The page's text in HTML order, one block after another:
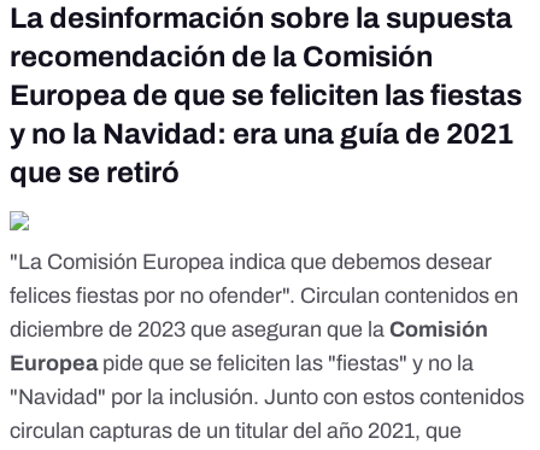
La desinformación sobre la supuesta
recomendación de la Comisión
Europea de que se feliciten las fiestas
y no la Navidad: era una guía de 2021
que se retiró
"La Comisión Europea indica que debemos desear
felices fiestas por no ofender". Circulan contenidos en
diciembre de 2023 que aseguran que la Comisión
Europea pide que se feliciten las "fiestas" y no la
"Navidad" por la inclusión. Junto con estos contenidos
circulan capturas de un titular del año 2021, que